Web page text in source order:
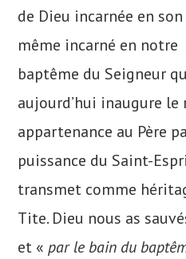
de Dieu incarnée en
même incarné en notre
baptême du Seigneur
aujourd’hui inaugure le
appartenance au Père
puissance du Saint-
transmet comme
Tite. Dieu nous as
et «par le bain du